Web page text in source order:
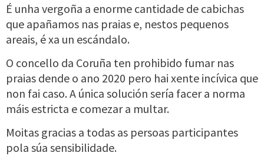
É unha vergoña a enorme cantidade de cabichas
que apañamos nas praias e, nestos pequenos
areais, é xa un escándalo.
O concello da Coruña ten prohibido fumar nas
praias dende o ano 2020 pero hai xente incívica que
non fai caso. A única solución sería facer a norma
máis estricta e comezar a multar.
Moitas gracias a todas as persoas participantes
pola súa sensibilidade.